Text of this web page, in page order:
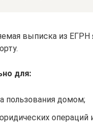
выписка из ЕГРН
для:
пользования домом;
операций